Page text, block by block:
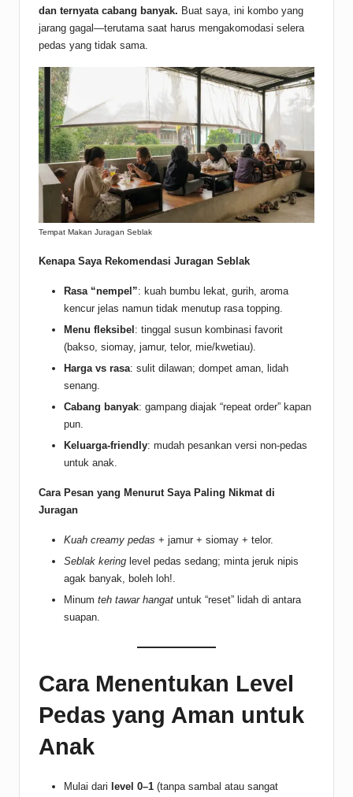
dan ternyata cabang banyak. Buat saya, ini kombo yang
jarang gagal—terutama saat harus mengakomodasi selera
pedas yang tidak sama.
Tempat Makan Juragan Seblak
Kenapa Saya Rekomendasi Juragan Seblak
Rasa “nempel”: kuah bumbu lekat, gurih, aroma
kencur jelas namun tidak menutup rasa topping.
Menu fleksibel: tinggal susun kombinasi favorit
(bakso, siomay, jamur, telor, mie/kwetiau).
Harga vs rasa: sulit dilawan; dompet aman, lidah
senang.
Cabang banyak: gampang diajak “repeat order” kapan
pun.
Keluarga-friendly: mudah pesankan versi non-pedas
untuk anak.
Cara Pesan yang Menurut Saya Paling Nikmat di
Juragan
Kuah creamy pedas + jamur + siomay + telor.
Seblak kering level pedas sedang; minta jeruk nipis
agak banyak, boleh loh!.
Minum teh tawar hangat untuk “reset” lidah di antara
suapan.
Cara Menentukan Level
Pedas yang Aman untuk
Anak
Mulai dari level 0–1 (tanpa sambal atau sangat